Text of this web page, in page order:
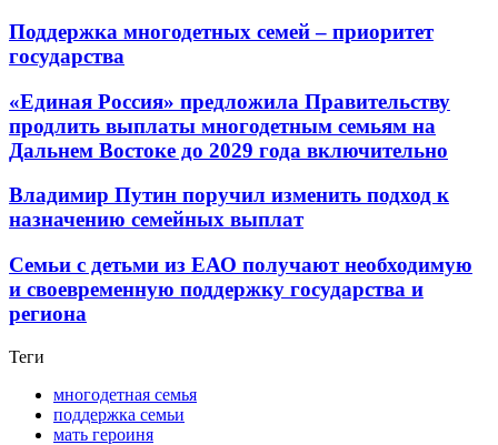
Поддержка многодетных семей – приоритет
государства
«Единая Россия» предложила Правительству
продлить выплаты многодетным семьям на
Дальнем Востоке до 2029 года включительно
Владимир Путин поручил изменить подход к
назначению семейных выплат
Семьи с детьми из ЕАО получают необходимую
и своевременную поддержку государства и
региона
Теги
многодетная семья
поддержка семьи
мать героиня